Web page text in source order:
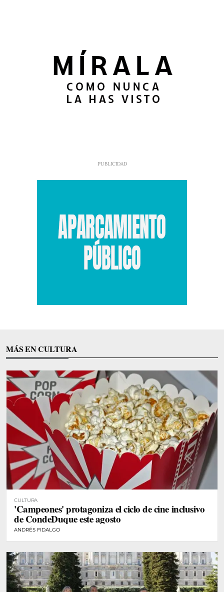
MÁS EN CULTURA
CULTURA
'Campeones' protagoniza el ciclo de cine inclusivo
de CondeDuque este agosto
ANDRÉS FIDALGO